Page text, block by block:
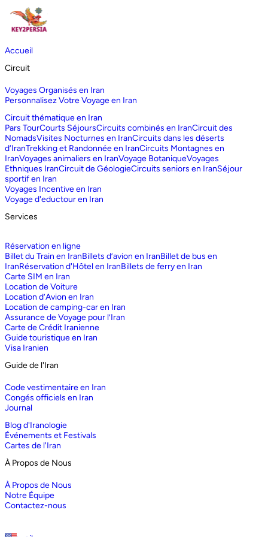
Accueil
Circuit
Voyages Organisés en Iran
Personnalisez Votre Voyage en Iran
Circuit thématique en Iran
Pars TourCourts SéjoursCircuits combinés en IranCircuit des
NomadsVisites Nocturnes en IranCircuits dans les déserts
d‘IranTrekking et Randonnée en IranCircuits Montagnes en
IranVoyages animaliers en IranVoyage BotaniqueVoyages
Ethniques IranCircuit de GéologieCircuits seniors en IranSéjour
sportif en Iran
Voyages Incentive en Iran
Voyage d'eductour en Iran
Services
Réservation en ligne
Billet du Train en IranBillets d’avion en IranBillet de bus en
IranRéservation d'Hôtel en IranBillets de ferry en Iran
Carte SIM en Iran
Location de Voiture
Location d’Avion en Iran
Location de camping-car en Iran
Assurance de Voyage pour l’Iran
Carte de Crédit Iranienne
Guide touristique en Iran
Visa Iranien
Guide de l'Iran
Code vestimentaire en Iran
Congés officiels en Iran
Journal
Blog d'Iranologie
Événements et Festivals
Cartes de l'Iran
À Propos de Nous
À Propos de Nous
Notre Équipe
Contactez-nous